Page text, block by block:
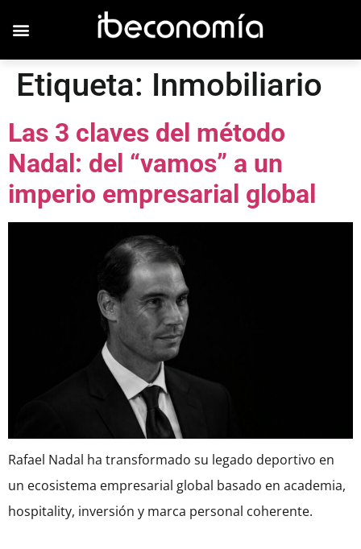
Etiqueta: Inmobiliario
Las 3 claves del método
Nadal: del “vamos” a un
imperio empresarial global
Rafael Nadal ha transformado su legado deportivo en
un ecosistema empresarial global basado en academia,
hospitality, inversión y marca personal coherente.